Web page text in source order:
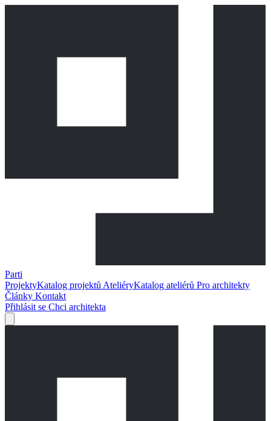
Parti
ProjektyKatalog projektů AteliéryKatalog ateliérů Pro architekty
Články Kontakt
Přihlásit se Chci architekta